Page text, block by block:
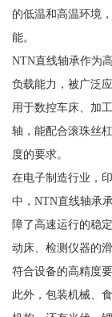
的低温和高温环境
能。
NTN直线轴承作为
负载能力，被广泛
用于数控车床、加
轴，能配合滚珠丝
度的要求。
在电子制造行业，
中，NTN直线轴承
障了高速运行的稳
动床、检测仪器的
符合设备的高精度要
此外，包装机械、